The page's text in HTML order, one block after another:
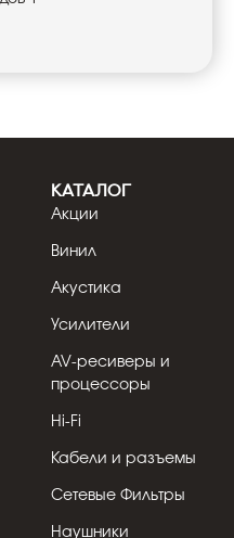
КАТАЛОГ
Акции
Винил
Акустика
Усилители
AV-ресиверы и
процессоры
Hi-Fi
Кабели и разъемы
Сетевые Фильтры
Наушники